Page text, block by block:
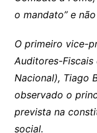
o mandato” e
O primeiro vice-
Auditores-Fiscais
Nacional), Tiago
observado o
prevista na
social.